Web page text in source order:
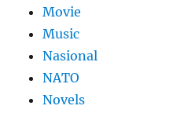
Movie
Music
Nasional
NATO
Novels